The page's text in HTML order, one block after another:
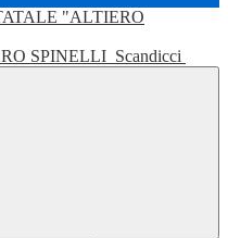
SPINELLI Scandicci